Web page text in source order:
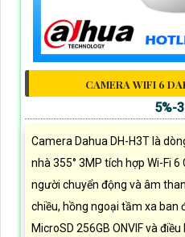
CAMERA WIFI 6
5%-
Camera Dahua DH-H3T là
nhà 355° 3MP tích hợp Wi-Fi
người chuyển động và âm
chiều, hồng ngoại tầm xa ban
MicroSD 256GB ONVIF và